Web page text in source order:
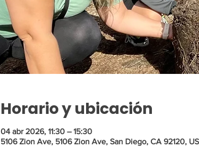
Horario y ubicación
04 abr 2026, 11:30 – 15:30
5106 Zion Ave, 5106 Zion Ave, San Diego, CA 92120,